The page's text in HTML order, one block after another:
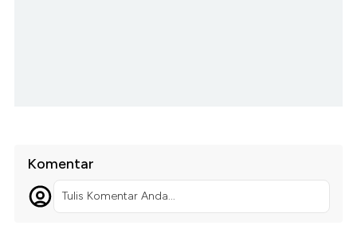
Komentar
Tulis Komentar Anda...